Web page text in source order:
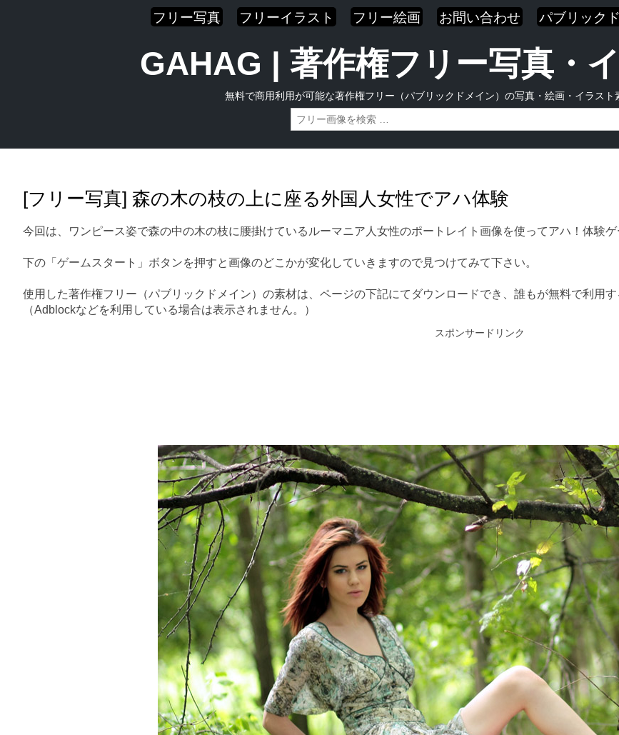
フリー写真 フリーイラスト フリー絵画 お問い合わせ パブリック
GAHAG | 著作権フリー写真・
無料で商用利用が可能な著作権フリー（パブリックドメイン）の写真・絵画・イラスト
[フリー写真] 森の木の枝の上に座る外国人女性でアハ体験
今回は、ワンピース姿で森の中の木の枝に腰掛けているルーマニア人女性のポートレイト画像を使ってアハ！体験ゲ
下の「ゲームスタート」ボタンを押すと画像のどこかが変化していきますので見つけてみて下さい。
使用した著作権フリー（パブリックドメイン）の素材は、ページの下記にてダウンロードでき、誰もが無料で利用す
（Adblockなどを利用している場合は表示されません。）
スポンサードリンク